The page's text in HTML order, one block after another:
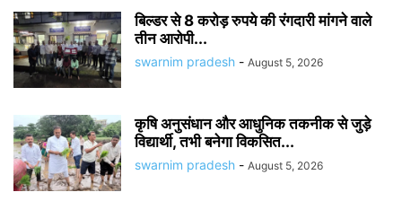
बिल्डर से 8 करोड़ रुपये की रंगदारी मांगने वाले
तीन आरोपी...
swarnim pradesh - August 5, 2026
कृषि अनुसंधान और आधुनिक तकनीक से जुड़े
विद्यार्थी, तभी बनेगा विकसित...
swarnim pradesh - August 5, 2026